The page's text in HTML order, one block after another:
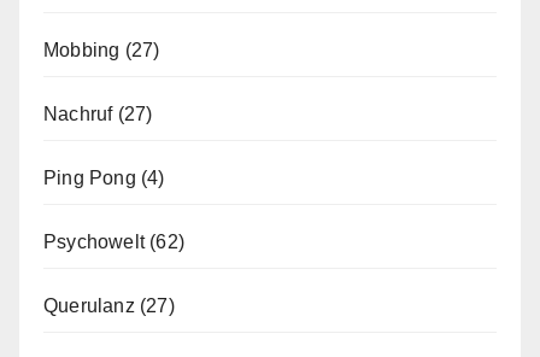
Mobbing (27)
Nachruf(27)
Ping Pong (4)
Psychowelt(62)
Querulanz (27)